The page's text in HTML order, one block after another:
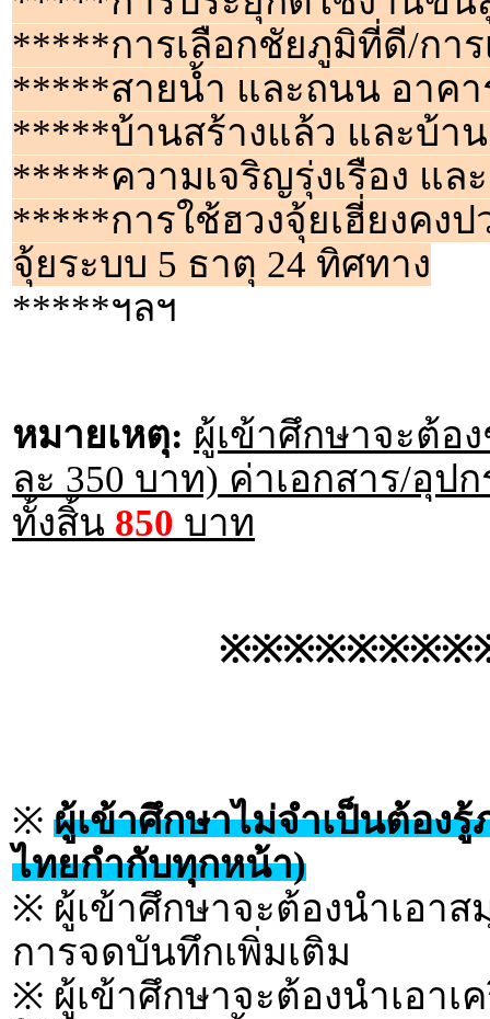
*****การเลือกชัยภูมิที่ดี/การ
*****สายน้ำ และถนน อาคา
*****บ้านสร้างแล้ว และบ้าน
*****ความเจริญรุ่งเรือง แล
*****การใช้ฮวงจุ้ยเฮี่ยงคง
จุ้ยระบบ 5 ธาตุ 24 ทิศทาง
*****ฯลฯ
หมายเหตุ: ผู้เข้าศึกษาจะต้อ
ละ 350 บาท) ค่าเอกสาร/อุป
ทั้งสิ้น 850 บาท
※ ผู้เข้าศึกษาไม่จำเป็นต้อง
ไทยกำกับทุกหน้า)
※ ผู้เข้าศึกษาจะต้องนำเอา
การจดบันทึกเพิ่มเติม
※ ผู้เข้าศึกษาจะต้องนำเอาเ